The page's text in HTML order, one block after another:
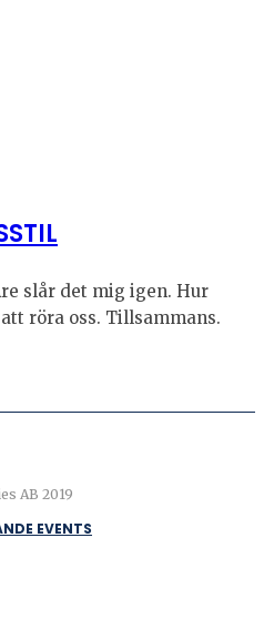
slår det mig igen. Hur
röra oss. Tillsammans.
AB 2019
EVENTS